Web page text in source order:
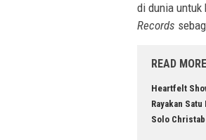
di dunia untuk
Records
READ MORE
Heartfelt
Rayakan
Solo